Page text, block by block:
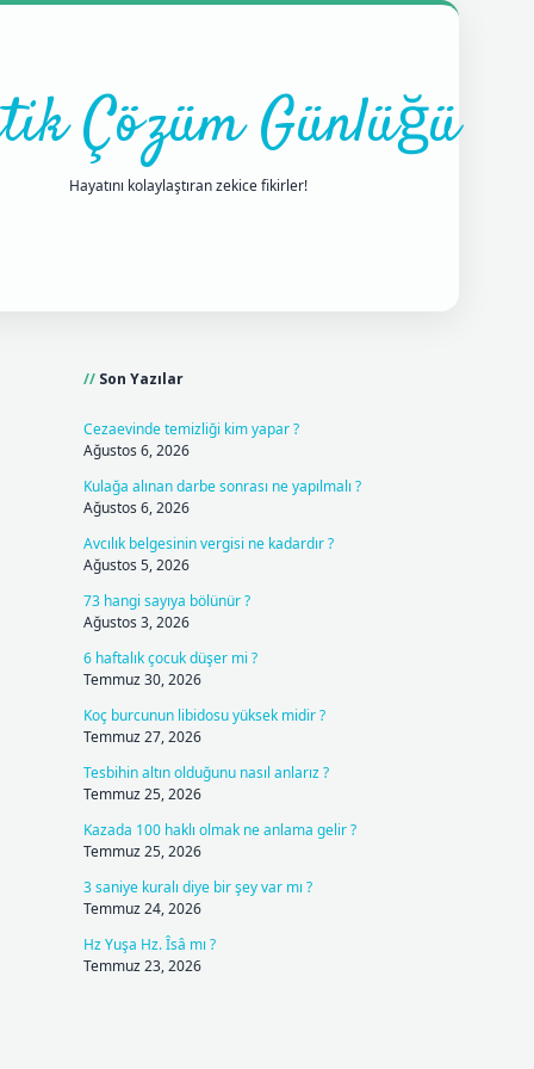
Çözüm Günlüğü
Hayatını kolaylaştıran zekice fikirler!
Son Yazılar
Cezaevinde temizliği kim yapar ?
Ağustos 6, 2026
Kulağa alınan darbe sonrası ne yapılmalı ?
Ağustos 6, 2026
Avcılık belgesinin vergisi ne kadardır ?
Ağustos 5, 2026
73 hangi sayıya bölünür ?
Ağustos 3, 2026
6 haftalık çocuk düşer mi ?
Temmuz 30, 2026
Koç burcunun libidosu yüksek midir ?
Temmuz 27, 2026
Tesbihin altın olduğunu nasıl anlarız ?
Temmuz 25, 2026
Kazada 100 haklı olmak ne anlama gelir ?
Temmuz 25, 2026
3 saniye kuralı diye bir şey var mı ?
Temmuz 24, 2026
Hz Yuşa Hz. Îsâ mı ?
Temmuz 23, 2026